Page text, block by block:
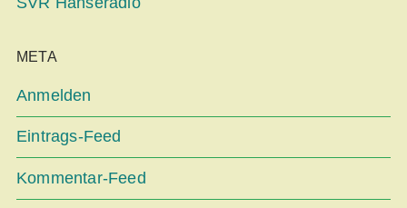
META
Anmelden
Eintrags-Feed
Kommentar-Feed